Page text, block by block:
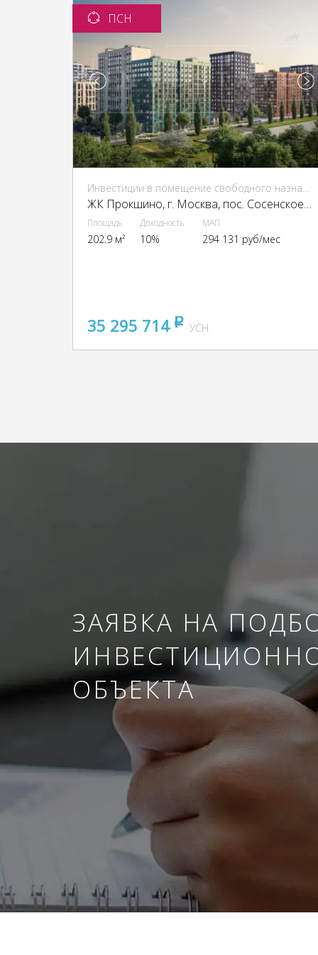
ПСН
Инвестиции в помещение свободного назначения (ПСН)
ЖК Прокшино, г. Москва, пос. Сосенское, ЖК Прокшино, Прокшинский пр-кт, 9
Площадь
202.9 м²
Доходность
10%
МАП
294 131 руб/мес
35 295 714 pуб
УСН
ЗАЯВКА НА
ОБЪЕКТА